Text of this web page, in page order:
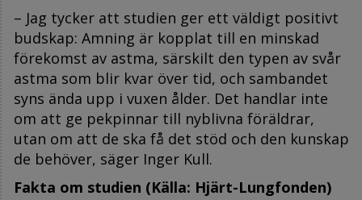
– Jag tycker att studien ger ett väldigt positivt
budskap: Amning är kopplat till en minskad
förekomst av astma, särskilt den typen av svår
astma som blir kvar över tid, och sambandet
syns ända upp i vuxen ålder. Det handlar inte
om att ge pekpinnar till nyblivna föräldrar,
utan om att de ska få det stöd och den kunskap
de behöver, säger Inger Kull.
Fakta om studien (Källa: Hjärt-Lungfonden)